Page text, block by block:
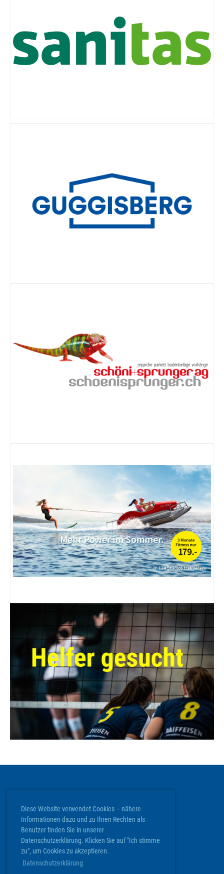
Diese Website verwendet Cookies – nähere
Informationen dazu und zu Ihren Rechten als
Benutzer finden Sie in unserer
Datenschutzerklärung. Klicken Sie auf "Ich stimme
zu", um Cookies zu akzeptieren.
Datenschutzerklärung
Volley Köniz
Werkstrasse 20 | 3084 Wabern
info@volley-koeniz.ch